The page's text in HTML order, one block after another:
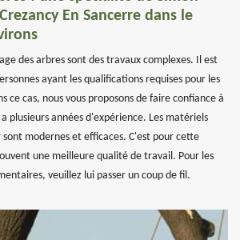
En Sancerre dans le
des arbres sont des travaux complexes. Il est
ayant les qualifications requises pour les
ce cas, nous vous proposons de faire confiance à
plusieurs années d'expérience. Les matériels
modernes et efficaces. C'est pour cette
une meilleure qualité de travail. Pour les
veuillez lui passer un coup de fil.